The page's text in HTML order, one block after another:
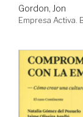
Gordon, Jon
Empresa Activa.